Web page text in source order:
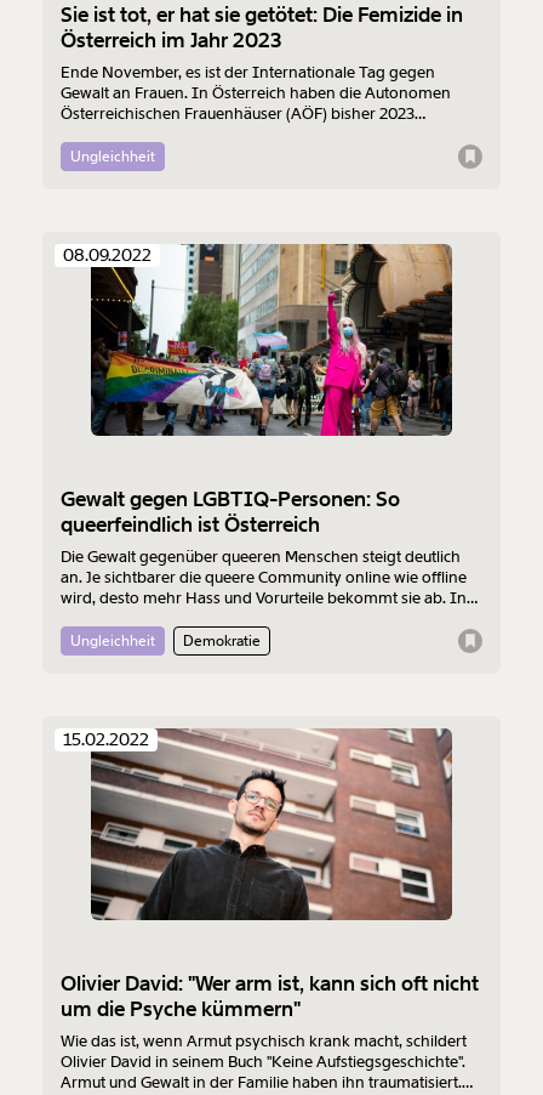
Sie ist tot, er hat sie getötet: Die Femizide in
Österreich im Jahr 2023
Ende November, es ist der Internationale Tag gegen
Gewalt an Frauen. In Österreich haben die Autonomen
Österreichischen Frauenhäuser (AÖF) bisher 2023
Frauenmorde registriert. 25 der Tötungen wertet die
Organisation als sogenannten “Femizid” (Stand 8.11.). Es
Was ist passiert? Wir listen die einzelnen Fälle auf.
Ungleichheit
08.09.2022
Gewalt gegen LGBTIQ-Personen: So
queerfeindlich ist Österreich
Die Gewalt gegenüber queeren Menschen steigt deutlich
an. Je sichtbarer die queere Community online wie offline
wird, desto mehr Hass und Vorurteile bekommt sie ab. In
erfasst und bleibt trotzdem oft unsichtbar und ungeahndet.
Ungleichheit Demokratie
15.02.2022
Olivier David: "Wer arm ist, kann sich oft nicht
um die Psyche kümmern"
Wie das ist, wenn Armut psychisch krank macht, schildert
Olivier David in seinem Buch "Keine Aufstiegsgeschichte".
Armut und Gewalt in der Familie haben ihn traumatisiert.